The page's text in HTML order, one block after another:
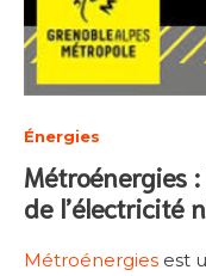
Énergies
Métroénergies
de l’électricité
Métroénergies est